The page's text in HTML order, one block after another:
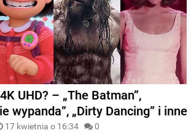
UHD? – „The Batman”,
wypanda”, „Dirty Dancing” i inne
17 kwietnia o 16:34 0